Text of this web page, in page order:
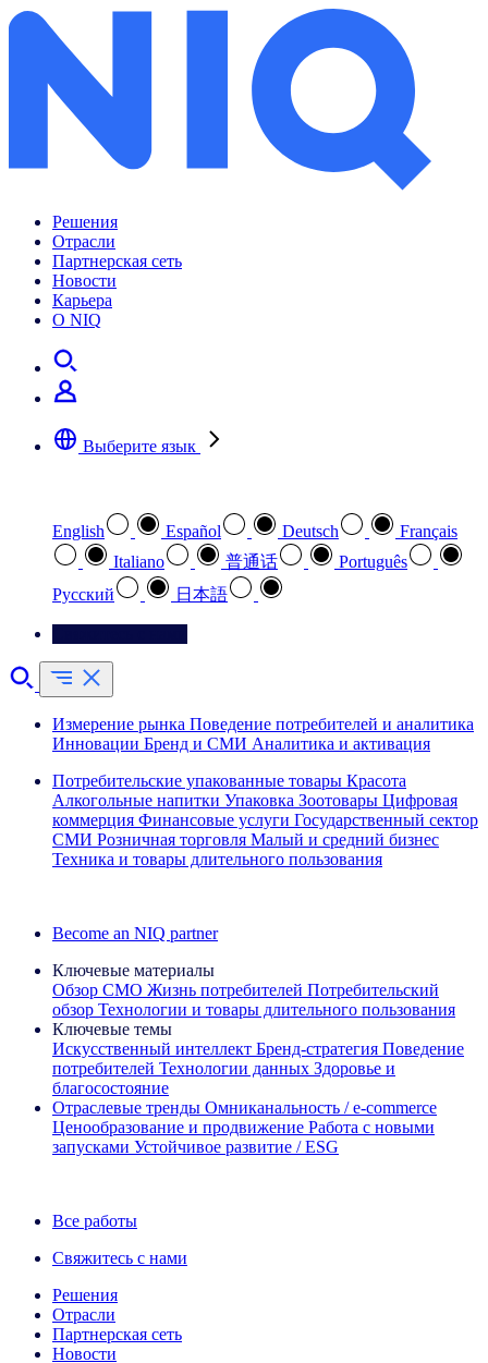
Решения
Отрасли
Партнерская сеть
Новости
Карьера
О NIQ
Выберите язык
English Español Deutsch
Français
Italiano
普通话
Português
Pусский
日本語
Измерение рынка Поведение потребителей и аналитика
Инновации Бренд и СМИ Аналитика и активация
Потребительские упакованные товары Красота
Алкогольные напитки Упаковка Зоотовары Цифровая
коммерция Финансовые услуги Государственный сектор
СМИ Розничная торговля Малый и средний бизнес
Техника и товары длительного пользования
Become an NIQ partner
Ключевые материалы
Обзор CMO Жизнь потребителей Потребительский
обзор Технологии и товары длительного пользования
Ключевые темы
Искусственный интеллект Бренд‑стратегия Поведение
потребителей Технологии данных Здоровье и
благосостояние
Отраслевые тренды Омниканальность / e‑commerce
Ценообразование и продвижение Работа с новыми
запусками Устойчивое развитие / ESG
Все работы
Свяжитесь с нами
Решения
Отрасли
Партнерская сеть
Новости